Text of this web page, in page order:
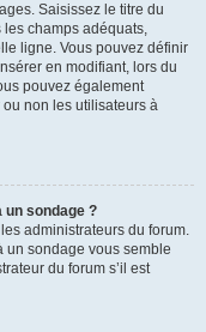
Saisissez le titre du
champs adéquats,
ligne. Vous pouvez définir
en modifiant, lors du
pouvez également
non les utilisateurs à
un sondage ?
administrateurs du forum.
un sondage vous semble
du forum s’il est